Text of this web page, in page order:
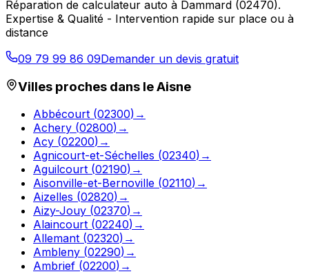
Réparation de calculateur auto à Dammard (02470).
Expertise & Qualité - Intervention rapide sur place ou à
distance
09 79 99 86 09Demander un devis gratuit
Villes proches dans leAisne
Abbécourt (02300) →
Achery (02800) →
Acy (02200) →
Agnicourt-et-Séchelles (02340) →
Aguilcourt (02190) →
Aisonville-et-Bernoville (02110) →
Aizelles (02820) →
Aizy-Jouy (02370) →
Alaincourt (02240) →
Allemant (02320) →
Ambleny (02290) →
Ambrief (02200) →